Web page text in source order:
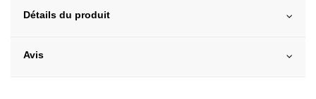
Détails du produit
Avis